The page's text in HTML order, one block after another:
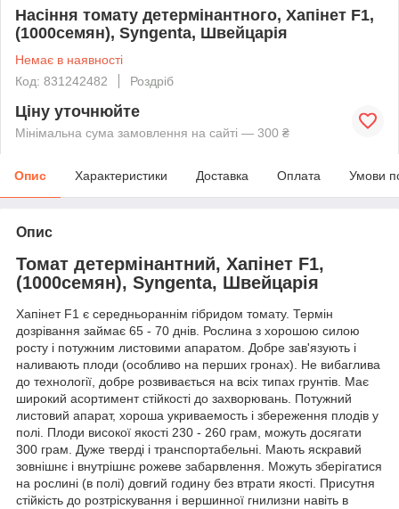
Насіння томату детермінантного, Хапінет F1,
(1000семян), Syngenta, Швейцарія
Немає в наявності
Код: 831242482
Роздріб
Ціну уточнюйте
Мінімальна сума замовлення на сайті — 300 ₴
Опис Характеристики Доставка Оплата Умови
Опис
Томат детермінантний, Хапінет F1,
(1000семян), Syngenta, Швейцарія
Хапінет F1 є середньораннім гібридом томату. Термін
дозрівання займає 65 - 70 днів. Рослина з хорошою силою
росту і потужним листовими апаратом. Добре зав'язують і
наливають плоди (особливо на перших гронах). Не вибаглива
до технології, добре розвивається на всіх типах грунтів. Має
широкий асортимент стійкості до захворювань. Потужний
листовий апарат, хороша укриваемость і збереження плодів у
полі. Плоди високої якості 230 - 260 грам, можуть досягати
300 грам. Дуже тверді і транспортабельні. Мають яскравий
зовнішнє і внутрішнє рожеве забарвлення. Можуть зберігатися
на рослині (в полі) довгий годину без втрати якості. Присутня
стійкість до розтріскування і вершинної гнилизни навіть в